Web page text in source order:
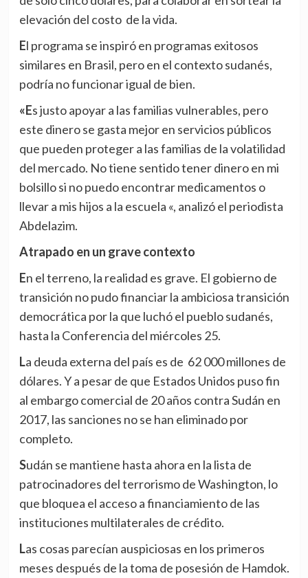
elevación del costo de la vida.
El programa se inspiró en programas exitosos
similares en Brasil, pero en el contexto sudanés,
podría no funcionar igual de bien.
«Es justo apoyar a las familias vulnerables, pero
este dinero se gasta mejor en servicios públicos
que pueden proteger a las familias de la volatilidad
del mercado. No tiene sentido tener dinero en mi
bolsillo si no puedo encontrar medicamentos o
llevar a mis hijos a la escuela «, analizó el periodista
Abdelazim.
Atrapado en un grave contexto
En el terreno, la realidad es grave. El gobierno de
transición no pudo financiar la ambiciosa transición
democrática por la que luchó el pueblo sudanés,
hasta la Conferencia del miércoles 25.
La deuda externa del país es de 62 000 millones de
dólares. Y a pesar de que Estados Unidos puso fin
al embargo comercial de 20 años contra Sudán en
2017, las sanciones no se han eliminado por
completo.
Sudán se mantiene hasta ahora en la lista de
patrocinadores del terrorismo de Washington, lo
que bloquea el acceso a financiamiento de las
instituciones multilaterales de crédito.
Las cosas parecían auspiciosas en los primeros
meses después de la toma de posesión de Hamdok.